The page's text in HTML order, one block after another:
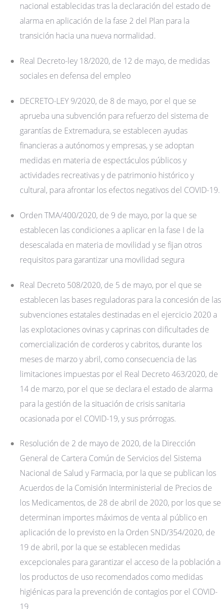
nacional establecidas tras la declaración del estado de
alarma en aplicación de la fase 2 del Plan para la
transición hacia una nueva normalidad.
Real Decreto-ley 18/2020, de 12 de mayo, de medidas
sociales en defensa del empleo
DECRETO-LEY 9/2020, de 8 de mayo, por el que se
aprueba una subvención para refuerzo del sistema de
garantías de Extremadura, se establecen ayudas
financieras a autónomos y empresas, y se adoptan
medidas en materia de espectáculos públicos y
actividades recreativas y de patrimonio histórico y
cultural, para afrontar los efectos negativos del COVID-19.
Orden TMA/400/2020, de 9 de mayo, por la que se
establecen las condiciones a aplicar en la fase I de la
desescalada en materia de movilidad y se fijan otros
requisitos para garantizar una movilidad segura
Real Decreto 508/2020, de 5 de mayo, por el que se
establecen las bases reguladoras para la concesión de las
subvenciones estatales destinadas en el ejercicio 2020 a
las explotaciones ovinas y caprinas con dificultades de
comercialización de corderos y cabritos, durante los
meses de marzo y abril, como consecuencia de las
limitaciones impuestas por el Real Decreto 463/2020, de
14 de marzo, por el que se declara el estado de alarma
para la gestión de la situación de crisis sanitaria
ocasionada por el COVID-19, y sus prórrogas.
Resolución de 2 de mayo de 2020, de la Dirección
General de Cartera Común de Servicios del Sistema
Nacional de Salud y Farmacia, por la que se publican los
Acuerdos de la Comisión Interministerial de Precios de
los Medicamentos, de 28 de abril de 2020, por los que se
determinan importes máximos de venta al público en
aplicación de lo previsto en la Orden SND/354/2020, de
19 de abril, por la que se establecen medidas
excepcionales para garantizar el acceso de la población a
los productos de uso recomendados como medidas
higiénicas para la prevención de contagios por el COVID-
19